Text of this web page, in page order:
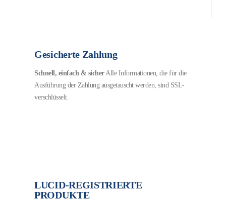
Gesicherte Zahlung
Schnell, einfach & sicherAlle Informationen, die für die
Ausführung der Zahlung ausgetauscht werden, sind SSL-
verschlüsselt.
LUCID-REGISTRIERTE
PRODUKTE